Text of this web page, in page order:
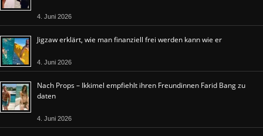
4. Juni 2026
Jigzaw erklärt, wie man finanziell frei werden kann wie er
4. Juni 2026
Nach Props – Ikkimel empfiehlt ihren Freundinnen Farid Bang zu
daten
4. Juni 2026